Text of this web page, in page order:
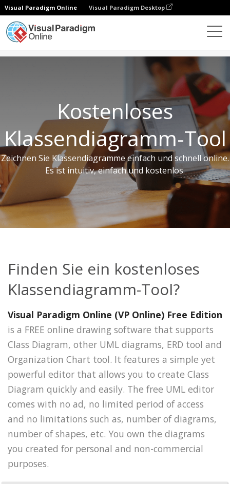
Visual Paradigm Online Visual Paradigm Desktop
Kostenloses
Klassendiagramm-Tool
Zeichnen Sie Klassendiagramme einfach und schnell online.
Es ist intuitiv, einfach und kostenlos.
Finden Sie ein kostenloses
Klassendiagramm-Tool?
Visual Paradigm Online (VP Online) Free Edition
is a FREE online drawing software that supports
Class Diagram, other UML diagrams, ERD tool and
Organization Chart tool. It features a simple yet
powerful editor that allows you to create Class
Diagram quickly and easily. The free UML editor
comes with no ad, no limited period of access
and no limitations such as, number of diagrams,
number of shapes, etc. You own the diagrams
you created for personal and non-commercial
purposes.